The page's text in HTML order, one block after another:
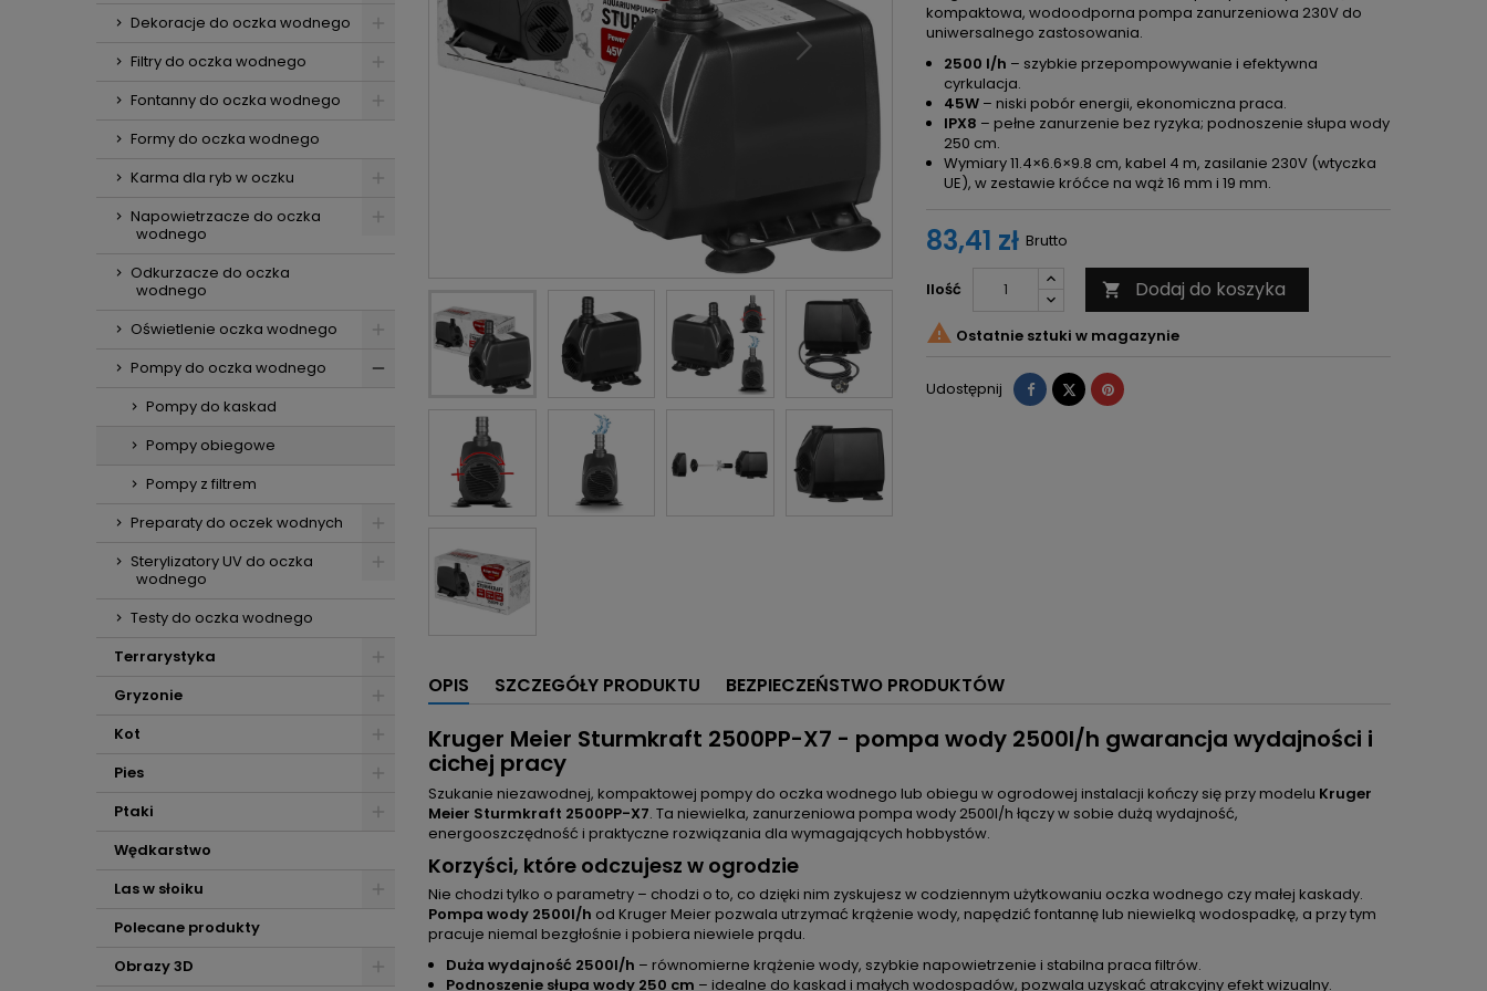
Dekoracje do oczka wodnego
Filtry do oczka wodnego
Fontanny do oczka wodnego
Formy do oczka wodnego
Karma dla ryb w oczku
Napowietrzacze do oczka
wodnego
Odkurzacze do oczka
wodnego
Oświetlenie oczka wodnego
Pompy do oczka wodnego
Pompy do kaskad
Pompy obiegowe
Pompy z filtrem
Preparaty do oczek wodnych
Sterylizatory UV do oczka
wodnego
Testy do oczka wodnego
Terrarystyka
Gryzonie
Kot
Pies
Ptaki
Wędkarstwo
Las w słoiku
Polecane produkty
Obrazy 3D
kompaktowa, wodoodporna pompa zanurzeniowa 230V do
uniwersalnego zastosowania.
2500 l/h – szybkie przepompowywanie i efektywna
cyrkulacja.
45W – niski pobór energii, ekonomiczna praca.
IPX8 – pełne zanurzenie bez ryzyka; podnoszenie słupa wody
250 cm.
Wymiary 11.4×6.6×9.8 cm, kabel 4 m, zasilanie 230V (wtyczka
UE), w zestawie króćce na wąż 16 mm i 19 mm.
83,41 zł Brutto
Ilość  Dodaj do koszyka
 Ostatnie sztuki w magazynie
Udostępnij Udostępnij
TweetujPinterest
OPIS SZCZEGÓŁY PRODUKTU BEZPIECZEŃSTWO PRODUKTÓW
Kruger Meier Sturmkraft 2500PP-X7 - pompa wody 2500l/h gwarancja wydajności i
cichej pracy
Szukanie niezawodnej, kompaktowej pompy do oczka wodnego lub obiegu w ogrodowej instalacji kończy się przy modelu Kruger
Meier Sturmkraft 2500PP-X7. Ta niewielka, zanurzeniowa pompa wody 2500l/h łączy w sobie dużą wydajność,
energooszczędność i praktyczne rozwiązania dla wymagających hobbystów.
Korzyści, które odczujesz w ogrodzie
Nie chodzi tylko o parametry – chodzi o to, co dzięki nim zyskujesz w codziennym użytkowaniu oczka wodnego czy małej kaskady.
Pompa wody 2500l/h od Kruger Meier pozwala utrzymać krążenie wody, napędzić fontannę lub niewielką wodospadkę, a przy tym
pracuje niemal bezgłośnie i pobiera niewiele prądu.
Duża wydajność 2500l/h – równomierne krążenie wody, szybkie napowietrzenie i stabilna praca filtrów.
Podnoszenie słupa wody 250 cm – idealne do kaskad i małych wodospadów, pozwala uzyskać atrakcyjny efekt wizualny.